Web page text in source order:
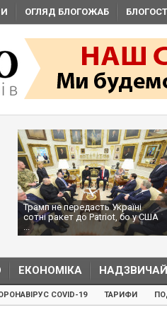
ОГЛЯД БЛОГОЖАБ
передасть Україні
до Patriot, бо у США
Вибух
ціллю
пр...
ЕКОНОМІКА
COVID-19 ТАРИФИ